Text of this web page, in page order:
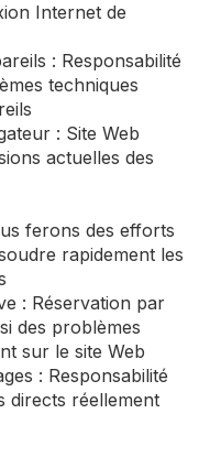
Internet de
: Responsabilité
techniques
: Site Web
actuelles des
ferons des efforts
rapidement les
: Réservation par
des problèmes
sur le site Web
: Responsabilité
directs réellement